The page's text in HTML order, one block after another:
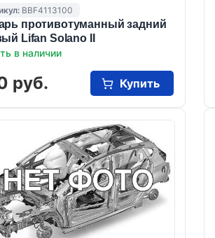
BBF4113100
противотуманный задний
Lifan Solano II
в наличии
руб. Купить